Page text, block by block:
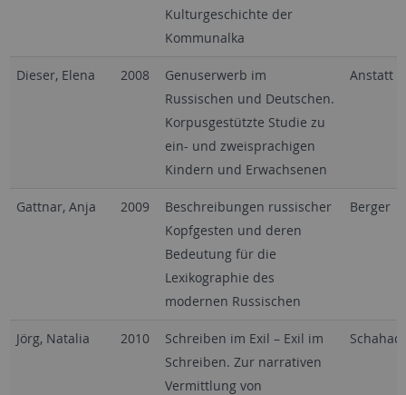
Kulturgeschichte der
Kommunalka
Dieser, Elena 2008
Genuserwerb im
Russischen und Deutschen.
Korpusgestützte Studie zu
ein- und zweisprachigen
Kindern und Erwachsenen
Anstatt
Gattnar, Anja 2009
Beschreibungen russischer
Kopfgesten und deren
Bedeutung für die
Lexikographie des
modernen Russischen
Berger
Jörg, Natalia 2010
Schreiben im Exil – Exil im
Schreiben. Zur narrativen
Vermittlung von